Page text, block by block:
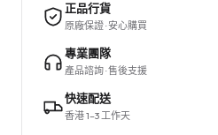
正品行貨
原廠保證 · 安心購買
專業團隊
產品諮詢 · 售後支援
快速配送
香港 1–3 工作天